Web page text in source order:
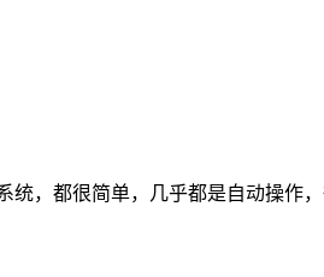
，都很简单，几乎都是自动操作